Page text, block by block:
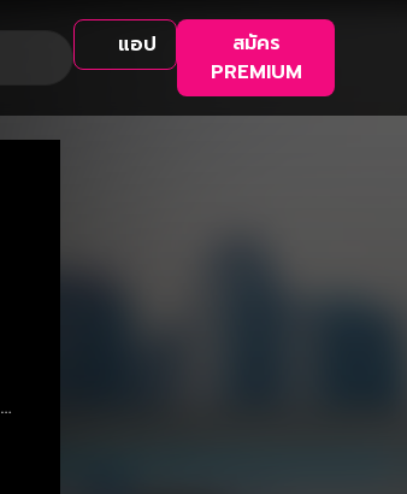
แอป
สมัคร
PREMIUM